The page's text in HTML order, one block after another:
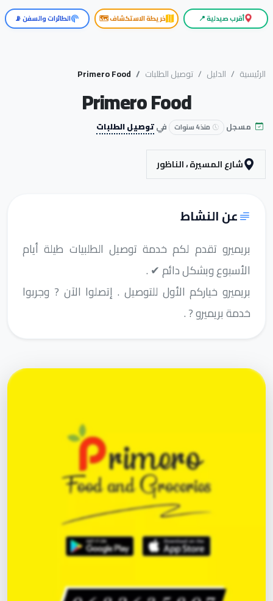
أقرب صيدلية 📍 خريطة الاستكشاف 🗺️ الطائرات والسفن 📡
الرئيسية الدليل توصيل الطلبات Primero Food
Primero Food
مسجل منذ 4 سنوات فيتوصيل الطلبات
شارع المسيرة ، الناظور
عن النشاط
بريميرو تقدم لكم خدمة توصيل الطلبيات طيلة أيام
الأسبوع وبشكل دائم ✔ .
بريميرو خياركم الأول للتوصيل . إتصلوا الآن ? وجربوا
خدمة بريميرو ? .